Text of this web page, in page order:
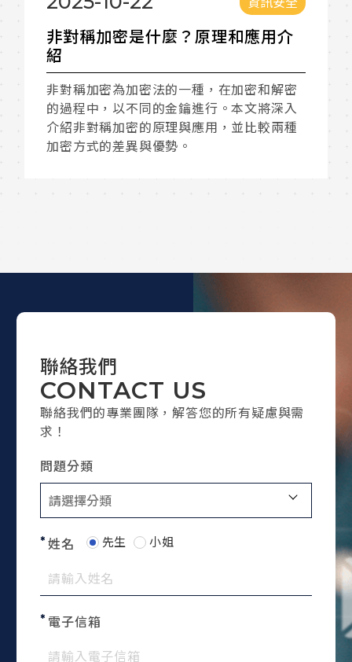
白箱掃描是什麼？白箱檢測如何進
行？ 白箱掃描是什麼？跟黑箱掃描
有什麼不同？
白箱掃描因能深入程式碼與內部結構，成為
發現潛在風險的關鍵方法。本文將介紹白箱
掃描的概念、與黑箱及灰箱的比較、應用情
聯絡我們
CONTACT US
聯絡我們的專業團隊，解答您的所有疑慮與需
求！
問題分類
姓名 先生 小姐
電子信箱